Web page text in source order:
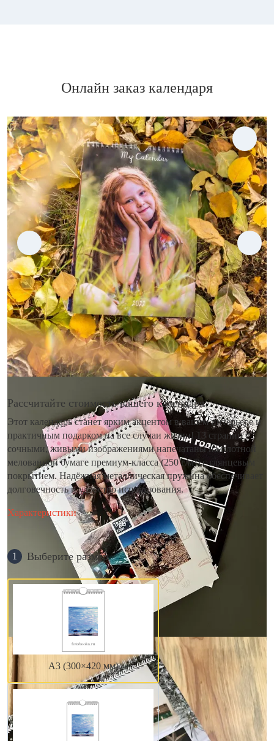
Онлайн заказ календаря
Рассчитайте стоимость вашего календаря
Этот календарь станет ярким акцентом в вашем интерьере и
практичным подарком на все случаи жизни! 13 страниц с
сочными, живыми изображениями напечатаны на плотной
мелованной бумаге премиум-класса (250 г/м²) с глянцевым
покрытием. Надёжная металлическая пружина обеспечивает
долговечность и удобство использования.
Характеристики
1 Выберите размер
А3 (300×420 мм)